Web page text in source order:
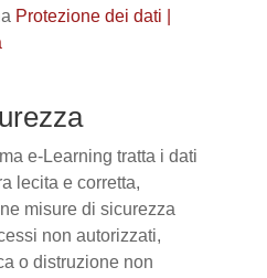
Protezione dei dati |
e-Learning tratta i dati
lecita e corretta,
misure di sicurezza
non autorizzati,
o distruzione non